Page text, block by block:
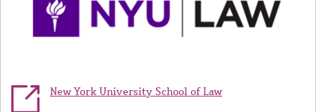
New York University School of Law